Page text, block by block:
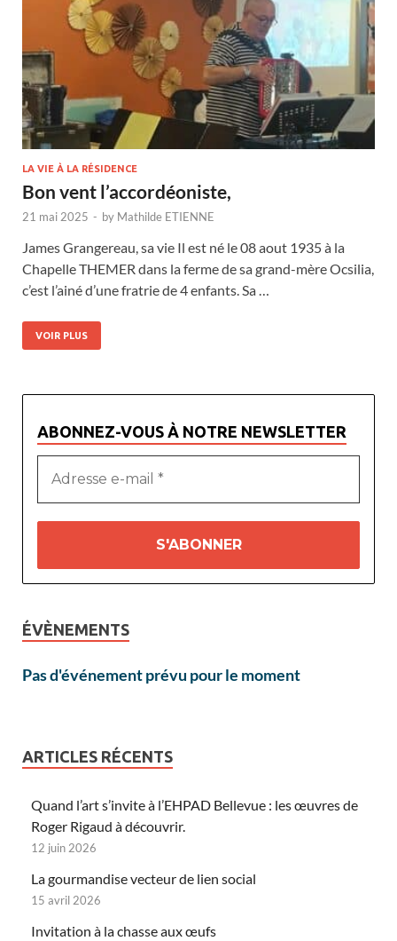
LA VIE À LA RÉSIDENCE
Bon vent l’accordéoniste,
21 mai 2025 - by Mathilde ETIENNE
James Grangereau, sa vie Il est né le 08 aout 1935 à la
Chapelle THEMER dans la ferme de sa grand-mère Ocsilia,
c’est l’ainé d’une fratrie de 4 enfants. Sa …
VOIR PLUS
ABONNEZ-VOUS À NOTRE NEWSLETTER
ÉVÈNEMENTS
Pas d'événement prévu pour le moment
ARTICLES RÉCENTS
Quand l’art s’invite à l’EHPAD Bellevue : les œuvres de
Roger Rigaud à découvrir.
12 juin 2026
La gourmandise vecteur de lien social
15 avril 2026
Invitation à la chasse aux œufs